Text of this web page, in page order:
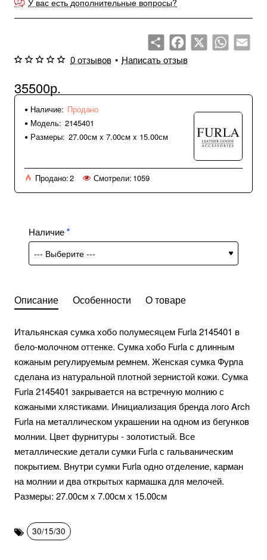
ShareFacebook
X WhatsApp
0 отзывов • Написать отзыв
35500р.
Наличие: Продано
Модель: 2145401
Размеры: 27.00см x 7.00см x 15.00см
Продано:2 Смотрели: 1059
Наличие
Описание Особенности О товаре
Итальянская сумка хобо полумесяцем Furla 2145401 в
бело-молочном оттенке. Сумка хобо Furla с длинным
кожаным регулируемым ремнем. Женская сумка Фурла
сделана из натуральной плотной зернистой кожи. Сумка
Furla 2145401 закрывается на встречную молнию с
кожаными хлястиками. Инициализация бренда лого Arch
Furla на металлическом украшении на одном из бегунков
молнии. Цвет фурнитуры - золотистый. Все
металлические детали сумки Furla с гальваническим
покрытием. Внутри сумки Furla одно отделение, карман
на молнии и два открытых кармашка для мелочей.
Размеры: 27.00см х 7.00см х 15.00см
30/15/30